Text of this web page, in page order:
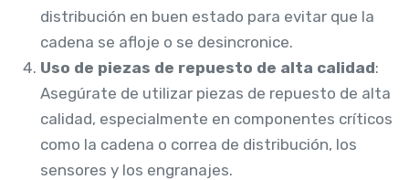
distribución en buen estado para evitar que la
cadena se afloje o se desincronice.
Uso de piezas de repuesto de alta calidad:
Asegúrate de utilizar piezas de repuesto de alta
calidad, especialmente en componentes críticos
como la cadena o correa de distribución, los
sensores y los engranajes.